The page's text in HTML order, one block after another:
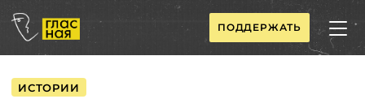
ПОДДЕРЖАТЬ
ИСТОРИИ